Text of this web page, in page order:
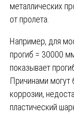
металлических
от пролета.
Например, для
прогиб = 30000
показывает
Причинами могут
коррозии,
пластический